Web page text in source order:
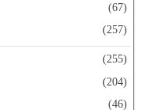
(67)
(257)
(255)
(204)
(46)